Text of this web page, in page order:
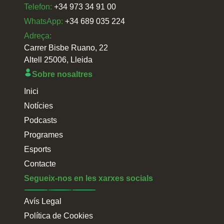
Telefon: +34 973 34 91 00
WhatsApp: +34 689 035 224
Adreça:
Carrer Bisbe Ruano, 22
Altell 25006, Lleida
Sobre nosaltres
Inici
Notícies
Podcasts
Programes
Esports
Contacte
Segueix-nos en les xarxes socials
Avís Legal
Política de Cookies